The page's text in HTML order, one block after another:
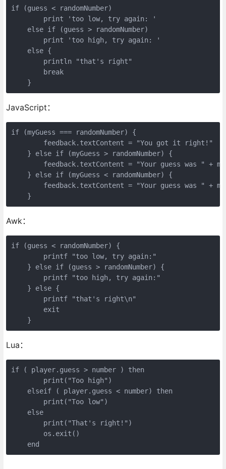
if (guess < randomNumber)
        print 'too low, try again: '
    else if (guess > randomNumber)
        print 'too high, try again: '
    else {
        println "that's right"
        break
    }
JavaScript：
if (myGuess === randomNumber) {
        feedback.textContent = "You got it right!"
    } else if (myGuess > randomNumber) {
feedback.textContent = "Your guess was " +
    } else if (myGuess < randomNumber) {
feedback.textContent = "Your guess was " +
    }
Awk：
if (guess < randomNumber) {
        printf "too low, try again:"
    } else if (guess > randomNumber) {
        printf "too high, try again:"
    } else {
        printf "that's right\n"
        exit
    }
Lua：
if ( player.guess > number ) then
        print("Too high")
    elseif ( player.guess < number) then
        print("Too low")
    else
        print("That's right!")
        os.exit()
    end